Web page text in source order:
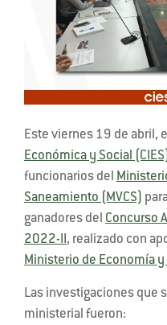
Este viernes 19 de abril, el
Económica y Social (CIES)
funcionarios del
Saneamiento (MVCS)
ganadores del Concurso
2022-II , realizado con
Ministerio de Economía y
Las investigaciones que
ministerial fueron: